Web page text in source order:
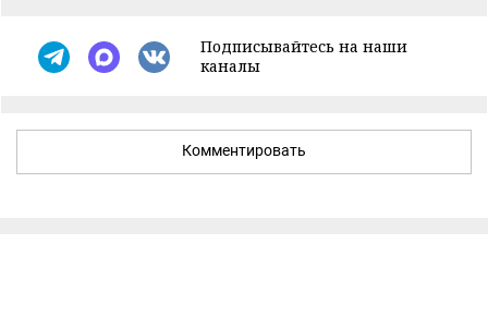
Подписывайтесь на наши
каналы
Комментировать